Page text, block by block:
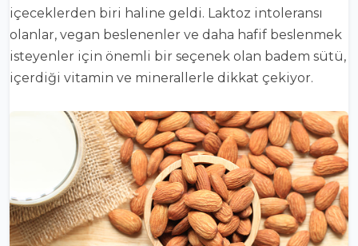
içeceklerden biri haline geldi. Laktoz intoleransı
olanlar, vegan beslenenler ve daha hafif beslenmek
isteyenler için önemli bir seçenek olan badem sütü,
içerdiği vitamin ve minerallerle dikkat çekiyor.